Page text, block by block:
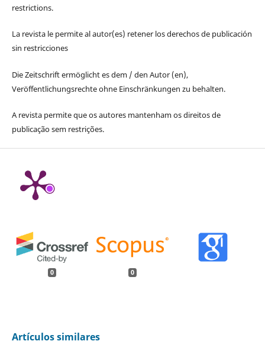
restrictions.
La revista le permite al autor(es) retener los derechos de publicación
sin restricciones
Die Zeitschrift ermöglicht es dem / den Autor (en),
Veröffentlichungsrechte ohne Einschränkungen zu behalten.
A revista permite que os autores mantenham os direitos de
publicação sem restrições.
0 0
Artículos similares